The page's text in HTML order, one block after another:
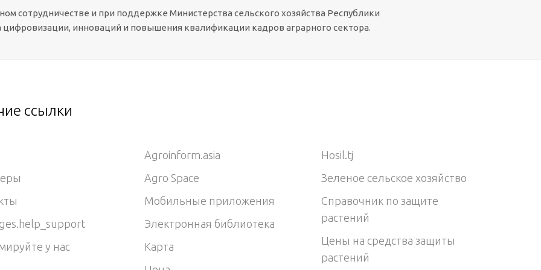
сотрудничестве и при поддержке Министерства сельского хозяйства Республики
инноваций и повышения квалификации кадров аграрного сектора.
ссылки
у нас
Agroinform.asia
Agro Space
Мобильные приложения
Электронная библиотека
Карта
Hosil.tj
Зеленое сельское хозяйство
Справочник по защите
растений
Цены на средства защиты
растений